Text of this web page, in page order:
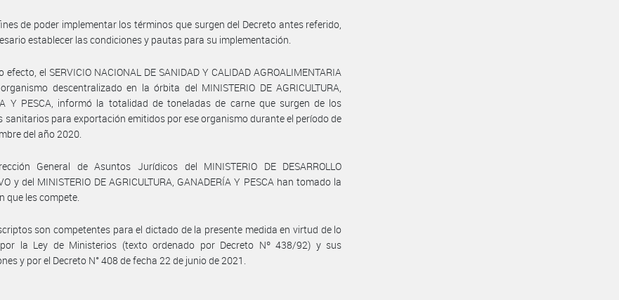
de poder implementar los términos que surgen del Decreto antes referido,
establecer las condiciones y pautas para su implementación.
efecto, el SERVICIO NACIONAL DE SANIDAD Y CALIDAD AGROALIMENTARIA
organismo descentralizado en la órbita del MINISTERIO DE AGRICULTURA,
Y PESCA, informó la totalidad de toneladas de carne que surgen de los
sanitarios para exportación emitidos por ese organismo durante el período de
del año 2020.
General de Asuntos Jurídicos del MINISTERIO DE DESARROLLO
y del MINISTERIO DE AGRICULTURA, GANADERÍA Y PESCA han tomado la
que les compete.
son competentes para el dictado de la presente medida en virtud de lo
la Ley de Ministerios (texto ordenado por Decreto Nº 438/92) y sus
y por el Decreto N° 408 de fecha 22 de junio de 2021.